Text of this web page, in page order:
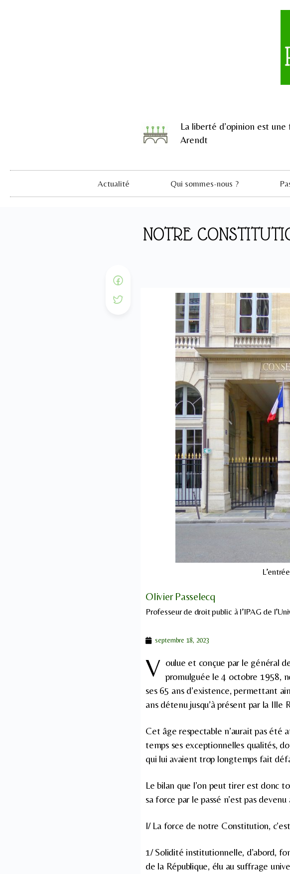
La liberté d’opinion est
Arendt
Actualité Qui sommes-nous ?
NOTRE
Olivier Passelecq
Professeur de droit public à l’IPAG de
septembre 18, 2023
V oulue et conçue par le général
promulguée le 4 octobre 1958,
ses 65 ans d’existence, permettant
ans détenu jusqu’à présent par la IIIe
Cet âge respectable n’aurait pas été
temps ses exceptionnelles qualités,
qui lui avaient trop longtemps fait
Le bilan que l’on peut tirer est donc
sa force par le passé n’est pas
I/ La force de notre Constitution,
1/ Solidité institutionnelle, d’abord,
de la République, élu au suffrage